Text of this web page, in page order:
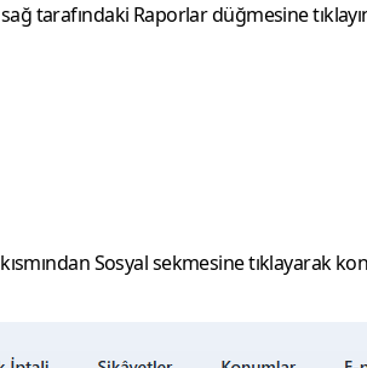
tarafındaki Raporlardüğmesine
Sosyalsekmesine tıklayarak